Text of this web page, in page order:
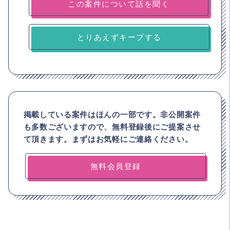
とりあえずキープする
掲載している案件はほんの一部です。非公開案件
も多数ございますので、無料登録後にご提案させ
て頂きます。まずはお気軽にご連絡ください。
無料会員登録